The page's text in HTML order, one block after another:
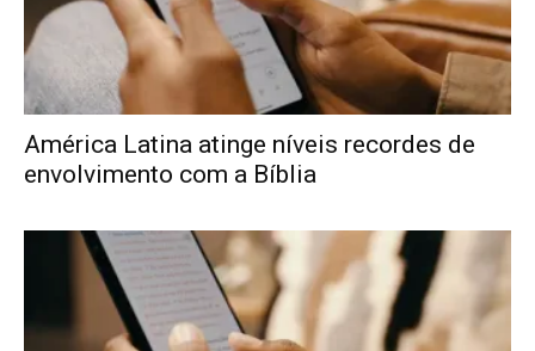
América Latina atinge níveis recordes de
envolvimento com a Bíblia